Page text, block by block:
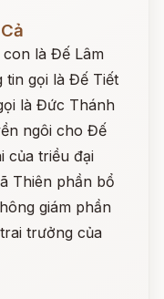
là Đế Lâm
tin gọi là Đế Tiết
là Đức Thánh
ngôi cho Đế
của triều đại
Thiên phần bổ
giám phần
trưởng của